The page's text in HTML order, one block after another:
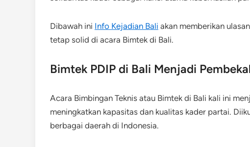
Dibawah ini Info Kejadian Bali akan memberikan
tetap solid di acara Bimtek di Bali.
Bimtek PDIP di Bali Menjadi
Acara Bimbingan Teknis atau Bimtek di Bali kali ini
meningkatkan kapasitas dan kualitas kader partai.
berbagai daerah di Indonesia.